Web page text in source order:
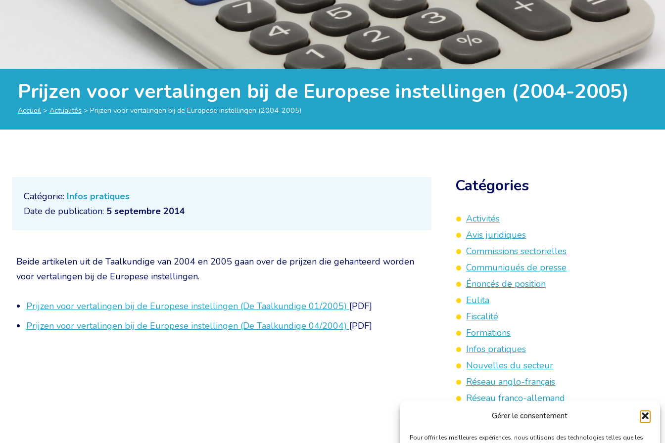
Gérer le consentement
Pour offrir les meilleures expériences, nous utilisons des technologies telles que les
Prijzen voor vertalingen bij de Europese instellingen (2004-2005)
Accueil > Actualités > Prijzen voor vertalingen bij de Europese instellingen (2004-2005)
Catégorie: Infos pratiques
Date de publication: 5 septembre 2014
Beide artikelen uit de Taalkundige van 2004 en 2005 gaan over de prijzen die gehanteerd worden
voor vertalingen bij de Europese instellingen.
Prijzen voor vertalingen bij de Europese instellingen (De Taalkundige 01/2005) [PDF]
Prijzen voor vertalingen bij de Europese instellingen (De Taalkundige 04/2004) [PDF]
Catégories
Activités
Avis juridiques
Commissions sectorielles
Communiqués de presse
Énoncés de position
Eulita
Fiscalité
Formations
Infos pratiques
Nouvelles du secteur
Réseau anglo-français
Réseau franco-allemand
Revue de presse